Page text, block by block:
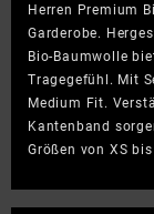
Menge
Herren Premium
Garderobe.
Bio-Baumwolle
Tragegefühl. Mit
Medium Fit.
Kantenband
Größen von XS bis